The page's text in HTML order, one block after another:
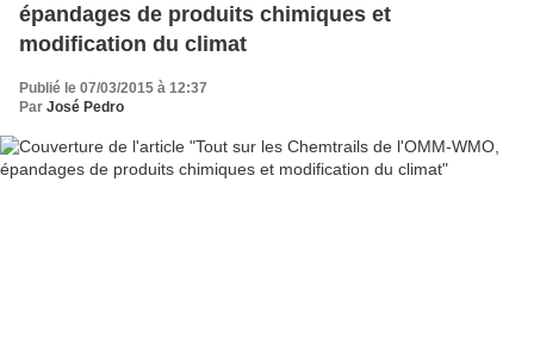
épandages de produits chimiques et
modification du climat
Publié le 07/03/2015 à 12:37
Par José Pedro